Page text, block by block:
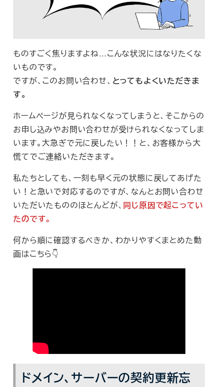
ものすごく焦りますよね…こんな状況にはなりたくな
いものです。
ですが、このお問い合わせ、 とってもよくいただきま
す。
ホームページが見られなくなってしまうと、そこからの
お申し込みやお問い合わせが受けられなくなってしま
います。大急ぎで元に戻したい！！と、お客様から大
慌てでご連絡いただきます。
私たちとしても、一刻も早く元の状態に戻してあげた
い！と急いで対応するのですが、なんとお問い合わせ
いただいたもののほとんどが、 同じ原因で起こってい
たのです。
何から順に確認するべきか、わかりやすくまとめた動
画はこちら👇
ドメイン、サーバーの契約更新忘